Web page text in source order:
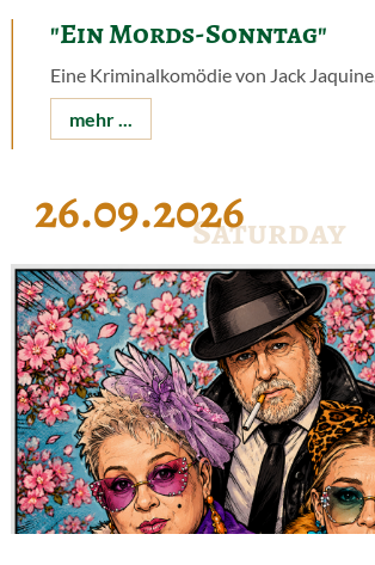
"Ein Mords-Sonntag"
Eine Kriminalkomödie von Jack Jaquine.
mehr ...
Saturday
26.09.2026